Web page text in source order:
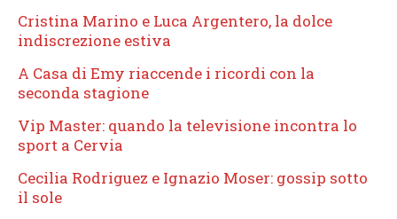
Cristina Marino e Luca Argentero, la dolce
indiscrezione estiva
A Casa di Emy riaccende i ricordi con la
seconda stagione
Vip Master: quando la televisione incontra lo
sport a Cervia
Cecilia Rodriguez e Ignazio Moser: gossip sotto
il sole